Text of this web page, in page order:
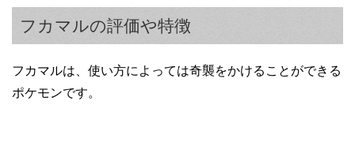
フカマルの評価や特徴
フカマルは、使い方によっては奇襲をかけることができる
ポケモンです。